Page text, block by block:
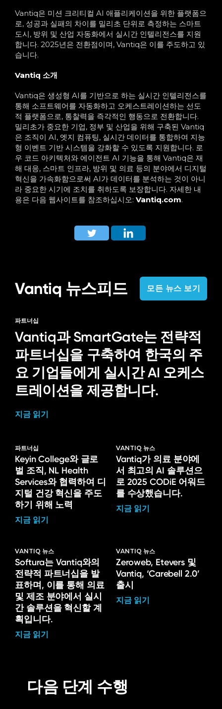
Vantiq은 미션 크리티컬 AI 애플리케이션을 위한 플랫폼으
로, 성공과 실패의 차이를 밀리초 단위로 측정하는 스마트
도시, 방위 및 산업 자동화에서 실시간 인텔리전스를 지원
합니다. 2025년은 전환점이며, Vantiq은 이를 주도하고 있
습니다.
Vantiq 소개
Vantiq은 생성형 AI를 기반으로 하는 실시간 인텔리전스를
통해 소프트웨어를 자동화하고 오케스트레이션하는 선도
적 플랫폼으로, 통찰력을 즉각적인 행동으로 전환합니다.
밀리초가 중요한 기업, 정부 및 산업을 위해 구축된 Vantiq
은 조직이 AI, 엣지 컴퓨팅, 실시간 데이터를 통합하여 지능
형 이벤트 기반 시스템을 강화할 수 있도록 지원합니다. 로
우 코드 아키텍처와 에이전트 AI 기능을 통해 Vantiq은 재
해 대응, 스마트 인프라, 방위 및 의료 등의 분야에서 디지털
혁신을 가속화함으로써 AI가 데이터를 분석하는 것이 아니
라 중요한 시기에 조치를 취하도록 보장합니다. 자세한 내
용은 다음 웹사이트를 참조하십시오: Vantiq.com.
Vantiq 뉴스피드 모든 뉴스 보기
파트너십
Vantiq과 SmartGate는 전략적
파트너십을 구축하여 한국의 주
요 기업들에게 실시간 AI 오케스
트레이션을 제공합니다.
지금 읽기
파트너십
Keyin College와 글로
벌 조직, NL Health
Services와 협력하여 디
지털 건강 혁신을 주도
하기 위해 노력
지금 읽기
VANTIQ 뉴스
Vantiq가 의료 분야에
서 최고의 AI 솔루션으
로 2025 CODiE 어워드
를 수상했습니다.
지금 읽기
VANTIQ 뉴스
Softura는 Vantiq와의
전략적 파트너십을 발
표하며, 이를 통해 의료
및 제조 분야에서 실시
간 솔루션을 혁신할 계
획입니다.
지금 읽기
VANTIQ 뉴스
Zeroweb, Etevers 및
Vantiq, ‘Carebell 2.0’
출시
지금 읽기
다음 단계 수행